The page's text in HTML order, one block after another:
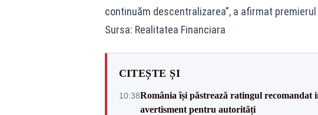
continuăm descentralizarea”, a afirmat premierul
Sursa: Realitatea Financiara
CITEȘTE ȘI
10:38România își păstrează ratingul recomandat
avertisment pentru autorități